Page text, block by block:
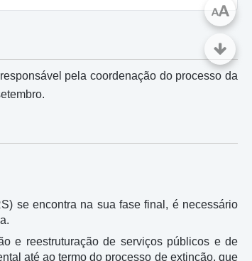
pela coordenação do processo da
se encontra na sua fase final, é necessário
e reestruturação de serviços públicos e de
até ao termo do processo de extinção, que
AA